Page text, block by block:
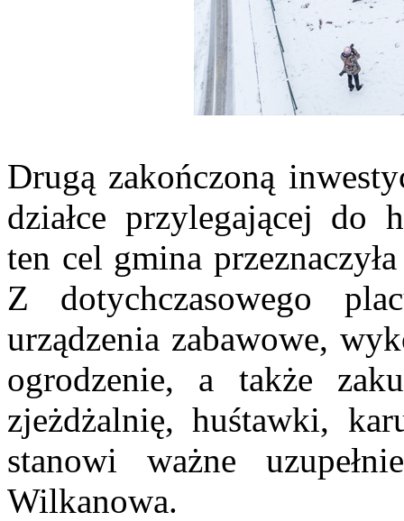
Drugą zakończoną
działce przylegającej do
ten cel gmina
Z dotychczasowego
urządzenia zabawowe,
ogrodzenie, a także
zjeżdżalnię, huśtawki,
stanowi ważne
Wilkanowa.